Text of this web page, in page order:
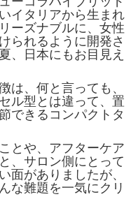
イタリアから生まれ
ーズナブルに、女性
られるように開発さ
、日本にもお目見え
は、何と言っても、
ル型とは違って、置
できるコンパクトタ
とや、アフターケア
、サロン側にとって
面がありましたが、
な難題を一気にクリ